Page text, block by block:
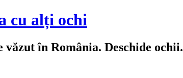
cu alți ochi
văzut în România. Deschide ochii.